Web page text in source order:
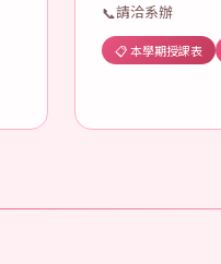
📞請洽系辦
📋 本學期授課表